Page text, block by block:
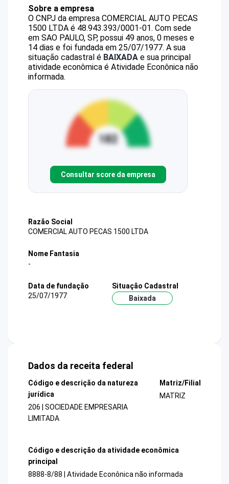
Sobre a empresa
O CNPJ da empresa COMERCIAL AUTO PECAS
1500 LTDA é 48.943.393/0001-01. Com sede
em SAO PAULO, SP, possui 49 anos, 0 meses e
14 dias e foi fundada em 25/07/1977. A sua
situação cadastral é BAIXADA e sua principal
atividade econômica é Atividade Econônica não
informada.
Consultar score da empresa
Razão Social
COMERCIAL AUTO PECAS 1500 LTDA
Nome Fantasia
-
Data de fundação
25/07/1977
Situação Cadastral
Baixada
Dados da receita federal
Código e descrição da natureza
jurídica
206 | SOCIEDADE EMPRESARIA
LIMITADA
Matriz/Filial
MATRIZ
Código e descrição da atividade econômica
principal
8888-8/88 | Atividade Econônica não informada